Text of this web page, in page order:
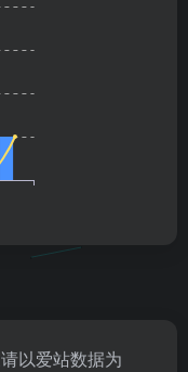
以爱站数据为